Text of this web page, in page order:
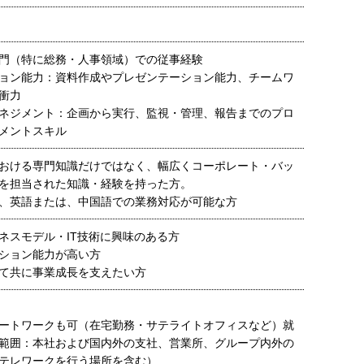
（特に総務・人事領域）での従事経験
ン能力：資料作成やプレゼンテーション能力、チームワ
力
ジメント：企画から実行、監視・管理、報告までのプロ
ントスキル
ける専門知識だけではなく、幅広くコーポレート・バッ
担当された知識・経験を持った方。
英語または、中国語での業務対応が可能な方
スモデル・IT技術に興味のある方
ョン能力が高い方
共に事業成長を支えたい方
トワークも可（在宅勤務・サテライトオフィスなど）就
囲：本社および国内外の支社、営業所、グループ内外の
レワークを行う場所を含む）